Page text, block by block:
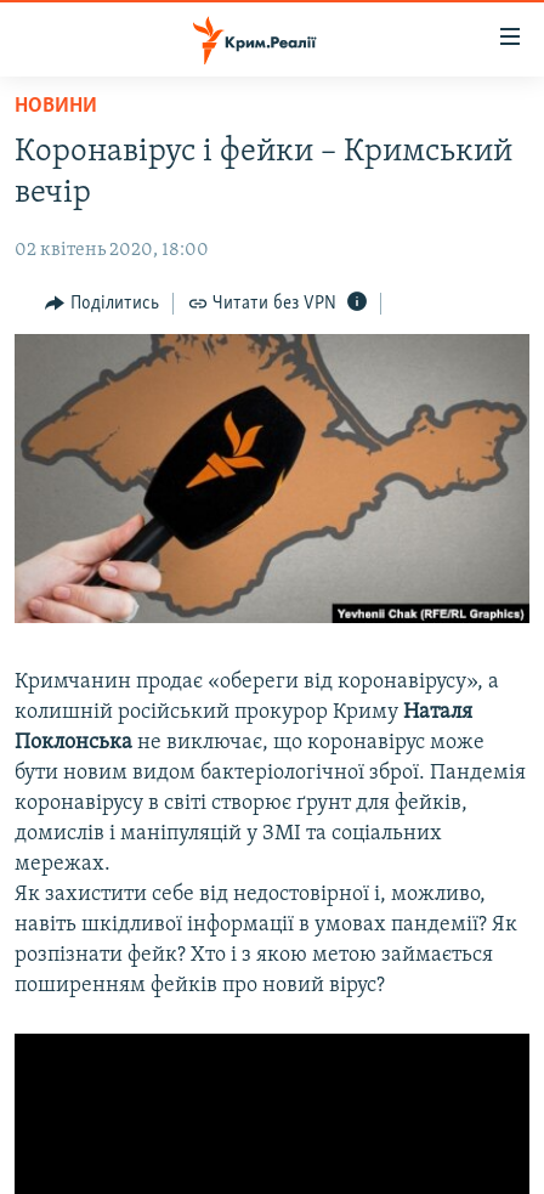
Перейти
основного
матеріалу
Перейти
до
навігації
Перейти
пошуку
ВОДА.КРИМ
ВІДЕО ТА ФОТО
ПОЛІТИКА
БЛОГИ
ІНТЕРВ'Ю
ВСЕ ЗА ДЕНЬ
СПЕЦПРОЕКТИ
ДЕПОРТАЦІЯ
ВІДЕОУРОКИ «ELIFBE»
СВІДЧЕННЯ ОКУПАЦІЇ
ЯК ОБІЙТИ БЛОКУВАННЯ
Русский
Qırımtatar
ДОЛУЧАЙСЯ!
Усі сайти RFE/RL
НОВИНИ
Коронавірус і фейки – Кримський
вечір
02 квітень 2020, 18:00
Поділитись Читати без VPN
Кримчанин продає «обереги від коронавірусу», а
колишній російський прокурор Криму Наталя
Поклонська не виключає, що коронавірус може
бути новим видом бактеріологічної зброї. Пандемія
коронавірусу в світі створює ґрунт для фейків,
домислів і маніпуляцій у ЗМІ та соціальних
мережах.
Як захистити себе від недостовірної і, можливо,
навіть шкідливої інформації в умовах пандемії? Як
розпізнати фейк? Хто і з якою метою займається
поширенням фейків про новий вірус?